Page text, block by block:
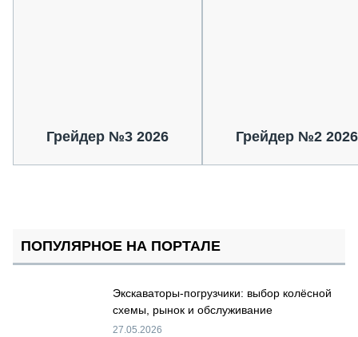
Грейдер №3 2026 Грейдер №2 2026
ПОПУЛЯРНОЕ НА ПОРТАЛЕ
Экскаваторы-погрузчики: выбор колёсной
схемы, рынок и обслуживание
27.05.2026